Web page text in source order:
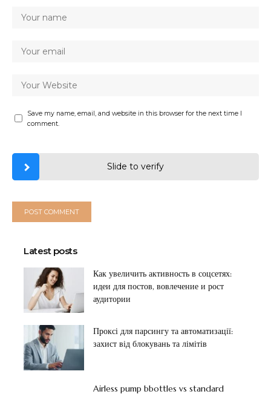
Save my name, email, and website in this browser for the next time I
comment.
Slide to verify
Latest posts
Как увеличить активность в соцсетях:
идеи для постов, вовлечение и рост
аудитории
Проксі для парсингу та автоматизації:
захист від блокувань та лімітів
Airless pump bbottles vs standard